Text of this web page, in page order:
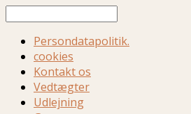
Persondatapolitik.
cookies
Kontakt os
Vedtægter
Udlejning